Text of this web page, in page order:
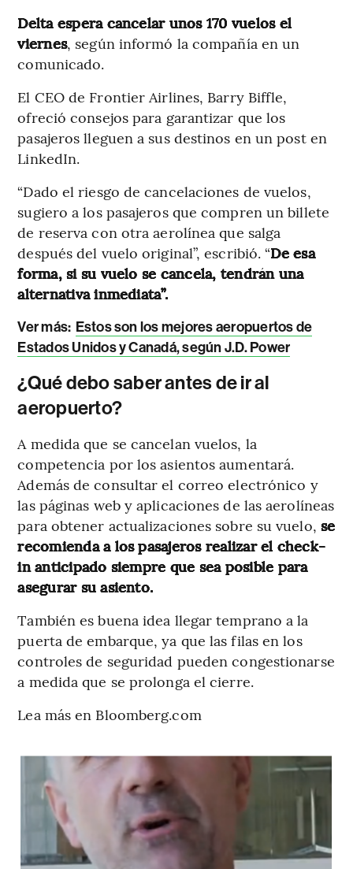
Delta espera cancelar unos 170 vuelos el
viernes, según informó la compañía en un
comunicado.
El CEO de Frontier Airlines, Barry Biffle,
ofreció consejos para garantizar que los
pasajeros lleguen a sus destinos en un post en
LinkedIn.
“Dado el riesgo de cancelaciones de vuelos,
sugiero a los pasajeros que compren un billete
de reserva con otra aerolínea que salga
después del vuelo original”, escribió. “De esa
forma, si su vuelo se cancela, tendrán una
alternativa inmediata”.
Ver más: Estos son los mejores aeropuertos de
Estados Unidos y Canadá, según J.D. Power
¿Qué debo saber antes de ir al
aeropuerto?
A medida que se cancelan vuelos, la
competencia por los asientos aumentará.
Además de consultar el correo electrónico y
las páginas web y aplicaciones de las aerolíneas
para obtener actualizaciones sobre su vuelo, se
recomienda a los pasajeros realizar el check-
in anticipado siempre que sea posible para
asegurar su asiento.
También es buena idea llegar temprano a la
puerta de embarque, ya que las filas en los
controles de seguridad pueden congestionarse
a medida que se prolonga el cierre.
Lea más en Bloomberg.com